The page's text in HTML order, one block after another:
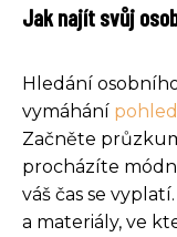
Jak najít svůj
Hledání
vymáhání
Začněte
procházíte
váš čas se
a materiály, ve